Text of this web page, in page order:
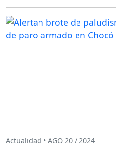
Actualidad • AGO 20 / 2024